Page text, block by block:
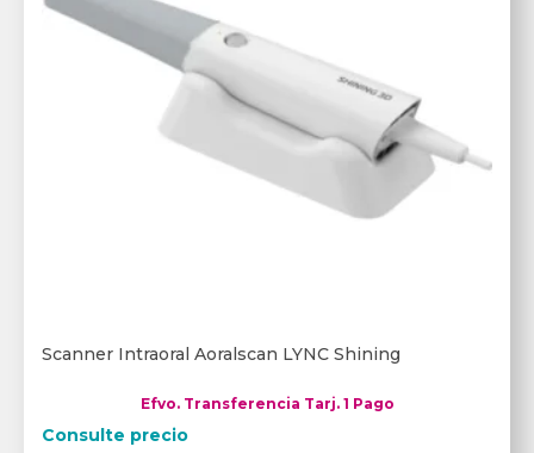
Scanner Intraoral Aoralscan LYNC Shining
Efvo. Transferencia Tarj. 1 Pago
Consulte precio